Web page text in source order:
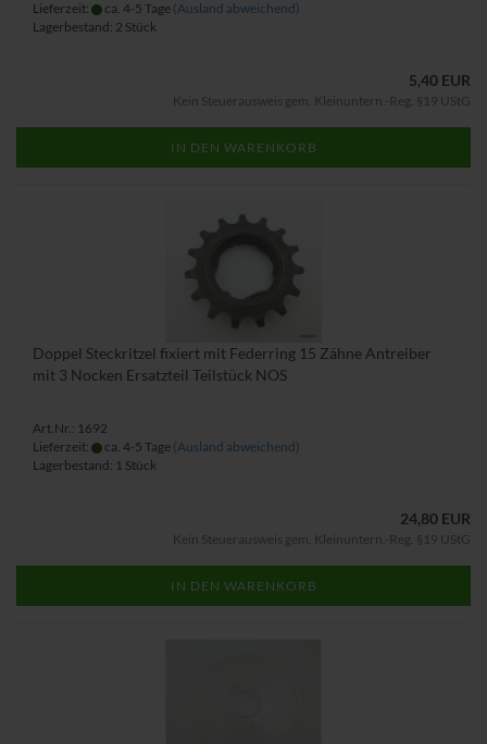
Lieferzeit: ca. 4-5 Tage (Ausland abweichend)
Lagerbestand: 2 Stück
5,40 EUR
Kein Steuerausweis gem. Kleinuntern.-Reg. §19 UStG
IN DEN WARENKORB
Doppel Steckritzel fixiert mit Federring 15 Zähne Antreiber
mit 3 Nocken Ersatzteil Teilstück NOS
Art.Nr.: 1692
Lieferzeit:
ca. 4-5 Tage (Ausland abweichend)
Lagerbestand: 1 Stück
24,80 EUR
Kein Steuerausweis gem. Kleinuntern.-Reg. §19 UStG
IN DEN WARENKORB